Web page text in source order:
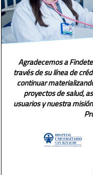
Agradecemos a
través de su línea de
continuar
proyectos de salud,
usuarios y nuestra